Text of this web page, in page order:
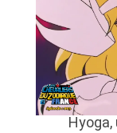
Hyoga,